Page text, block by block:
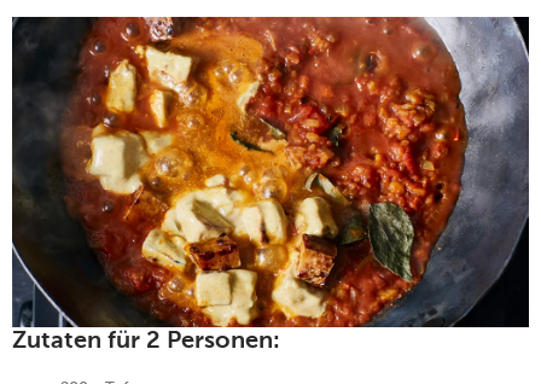
Zutaten für 2 Personen: